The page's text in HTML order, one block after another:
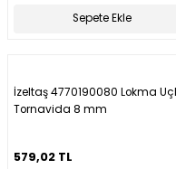
Sepete Ekle
İzeltaş 4770190080 Lokma
Tornavida 8 mm
579,02 TL